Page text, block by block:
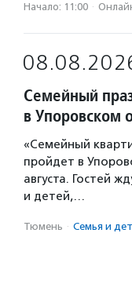
Начало: 11:00 ·
Семейный
в Упоровском
«Семейный
пройдет в
августа. Гостей
и детей,…
Тюмень · Семья и